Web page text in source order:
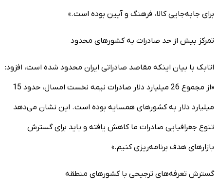
برای جابه‌جایی کالا، فرهنگ و آیین بوده است.»
تمرکز بیش از حد صادرات به کشورهای محدود
اتابک با بیان اینکه مقاصد صادراتی ایران محدود شده است، افزود:
«از مجموع 26 میلیارد دلار صادرات نیمه نخست امسال، حدود 15
میلیارد دلار به کشورهای همسایه بوده است. این نشان می‌دهد
تنوع جغرافیایی صادرات ما کاهش یافته و باید برای گسترش
بازارهای هدف برنامه‌ریزی کنیم.»
گسترش تعرفه‌های ترجیحی با کشورهای منطقه